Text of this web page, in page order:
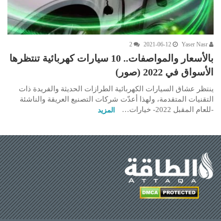
2021-06-12
2
بالأسعار والمواصفات.. 10 سيارات كهربائية تنتظرها
الأسواق في 2022 (صور)
ينتظر عشاق السيارات الكهربائية الطرازات الحديثة والفريدة ذات
التقنيات المتقدمة، ولهذا أعدّت شركات التصنيع العريقة والناشئة
-للعام المقبل 2022- خيارات…
المزيد